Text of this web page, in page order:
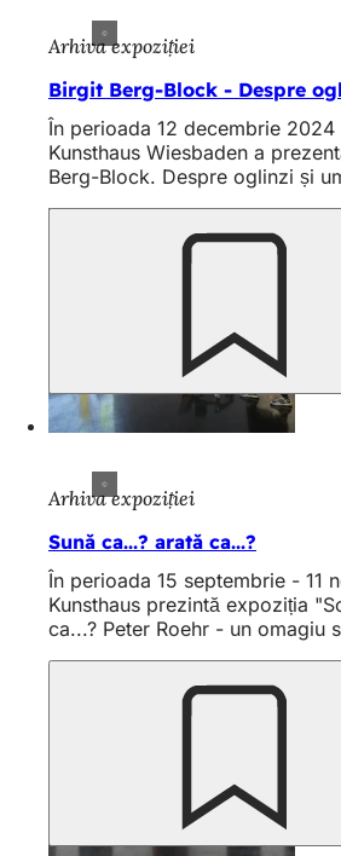
Arhiva expoziției
Birgit Berg-Block - Despre
În perioada 12 decembrie
Kunsthaus Wiesbaden a
Berg-Block. Despre oglinzi și
Arhiva expoziției
Sună ca...? arată ca...?
În perioada 15 septembrie - 11
Kunsthaus prezintă expoziția
ca...? Peter Roehr - un omagiu